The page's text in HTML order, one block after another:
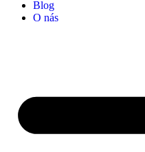
Blog
O nás